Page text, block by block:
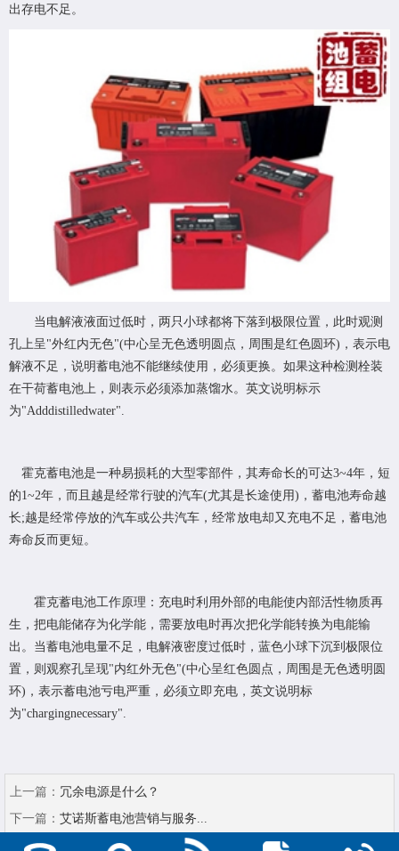
出存电不足。
当电解液液面过低时，两只小球都将下落到极限位置，此时观测
孔上呈"外红内无色"(中心呈无色透明圆点，周围是红色圆环)，表示电
解液不足，说明蓄电池不能继续使用，必须更换。如果这种检测栓装
在干荷蓄电池上，则表示必须添加蒸馏水。英文说明标示
为"Adddistilledwater".
霍克蓄电池是一种易损耗的大型零部件，其寿命长的可达3~4年，短
的1~2年，而且越是经常行驶的汽车(尤其是长途使用)，蓄电池寿命越
长;越是经常停放的汽车或公共汽车，经常放电却又充电不足，蓄电池
寿命反而更短。
霍克蓄电池工作原理：充电时利用外部的电能使内部活性物质再
生，把电能储存为化学能，需要放电时再次把化学能转换为电能输
出。当蓄电池电量不足，电解液密度过低时，蓝色小球下沉到极限位
置，则观察孔呈现"内红外无色"(中心呈红色圆点，周围是无色透明圆
环)，表示蓄电池亏电严重，必须立即充电，英文说明标
为"chargingnecessary".
上一篇： 冗余电源是什么？
下一篇： 艾诺斯蓄电池营销与服务...